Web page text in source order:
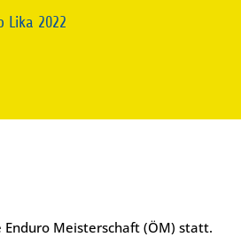
Lika 2022
Meisterschaft (ÖM) statt.